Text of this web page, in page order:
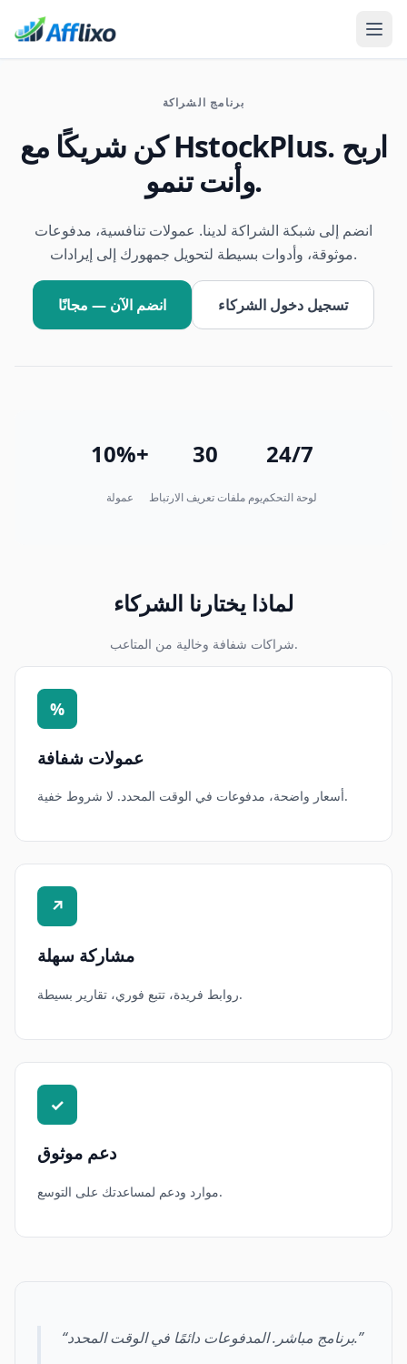
برنامج الشراكة
كن شريكًا مع HstockPlus. اربح
وأنت تنمو.
انضم إلى شبكة الشراكة لدينا. عمولات تنافسية، مدفوعات
موثوقة، وأدوات بسيطة لتحويل جمهورك إلى إيرادات.
انضم الآن — مجانًا تسجيل دخول الشركاء
10%+
عمولة
30
يوم ملفات تعريف الارتباط
24/7
لوحة التحكم
لماذا يختارنا الشركاء
شراكات شفافة وخالية من المتاعب.
%
عمولات شفافة
أسعار واضحة، مدفوعات في الوقت المحدد. لا شروط خفية.
↗
مشاركة سهلة
روابط فريدة، تتبع فوري، تقارير بسيطة.
✓
دعم موثوق
موارد ودعم لمساعدتك على التوسع.
“برنامج مباشر. المدفوعات دائمًا في الوقت المحدد.”